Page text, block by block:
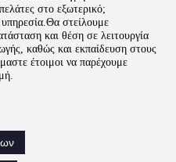
στο εξωτερικό;
στείλουμε
και θέση σε λειτουργία
καθώς και εκπαίδευση στους
έτοιμοι να παρέχουμε